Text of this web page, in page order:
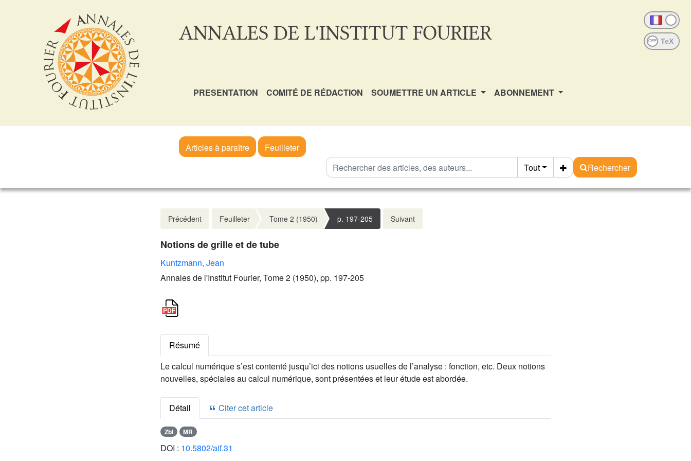
ANNALES DE L'INSTITUT FOURIER OFF
PRESENTATION COMITÉ DE RÉDACTION SOUMETTRE UN ARTICLE ABONNEMENT
Articles à paraître
Feuilleter
Tout
Rechercher
Précédent Feuilleter Tome 2 (1950) p. 197-205 Suivant
Notions de grille et de tube
Kuntzmann, Jean
Annales de l'Institut Fourier, Tome 2 (1950), pp. 197-205
Résumé
Le calcul numérique s’est contenté jusqu’ici des notions usuelles de l’analyse : fonction, etc. Deux notions
nouvelles, spéciales au calcul numérique, sont présentées et leur étude est abordée.
Détail Citer cet article
Zbl MR
DOI : 10.5802/aif.31